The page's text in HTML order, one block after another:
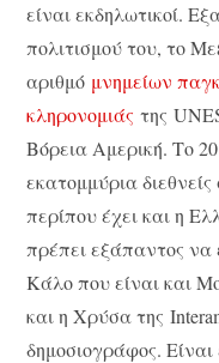
είναι εκδηλωτικοί.
πολιτισμού του, το
αριθμό μνημείων
κληρονομιάς της
Βόρεια Αμερική. Το
εκατομμύρια
περίπου έχει και η
πρέπει εξάπαντος να
Κάλο που είναι και
και η Χρύσα της
δημοσιογράφος.